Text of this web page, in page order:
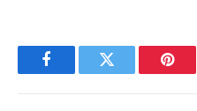
FacebookTwitter